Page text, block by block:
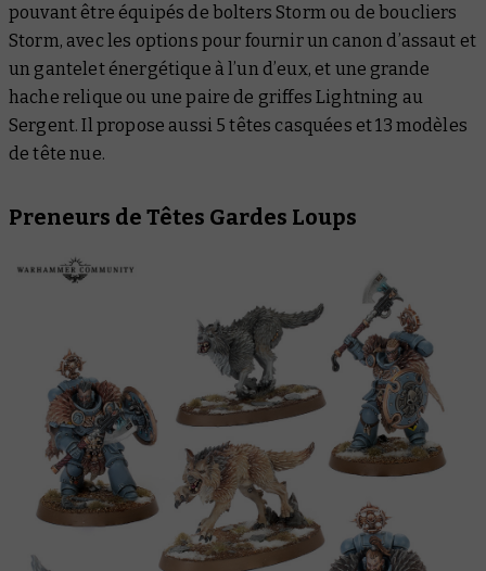
pouvant être équipés de bolters Storm ou de boucliers
Storm, avec les options pour fournir un canon d’assaut et
un gantelet énergétique à l’un d’eux, et une grande
hache relique ou une paire de griffes Lightning au
Sergent. Il propose aussi 5 têtes casquées et 13 modèles
de tête nue.
Preneurs de Têtes Gardes Loups